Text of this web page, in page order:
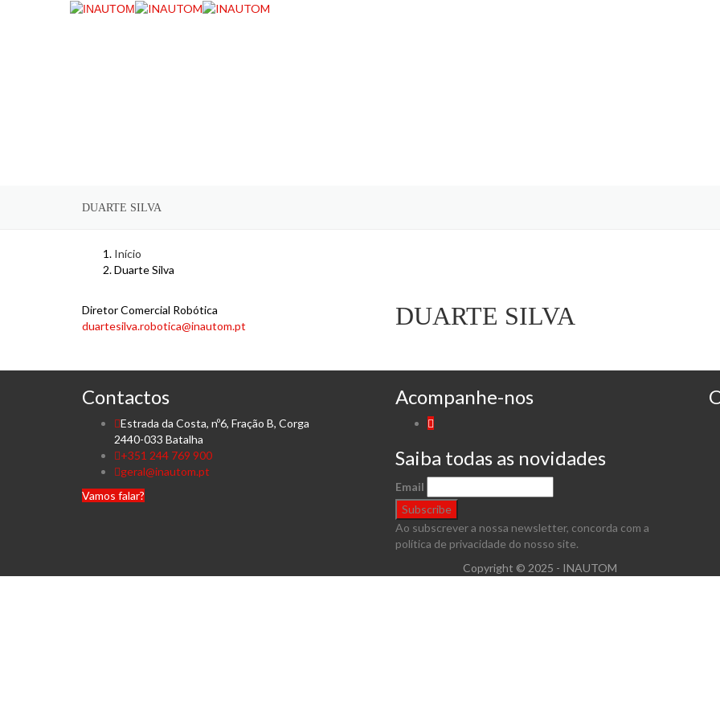
DUARTE SILVA
Início
Duarte Silva
Diretor Comercial Robótica
duartesilva.robotica@inautom.pt
DUARTE SILVA
Contactos
Estrada da Costa, nº6, Fração B, Corga
2440-033 Batalha
+351 244 769 900
geral@inautom.pt
Vamos falar?
Acompanhe-nos
Saiba todas as novidades
Email
Ao subscrever a nossa newsletter, concorda com a
política de privacidade do nosso site.
Copyright © 2025 - INAUTOM